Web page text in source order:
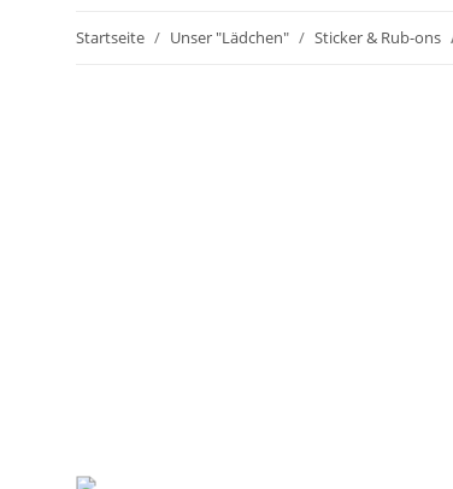
Startseite Unser "Lädchen" Sticker & Rub-ons